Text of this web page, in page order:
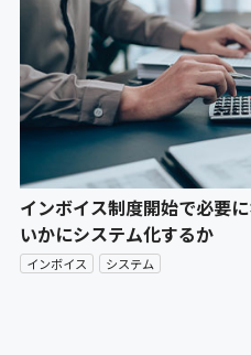
インボイス制度開始で必要
いかにシステム化するか
インボイス システム